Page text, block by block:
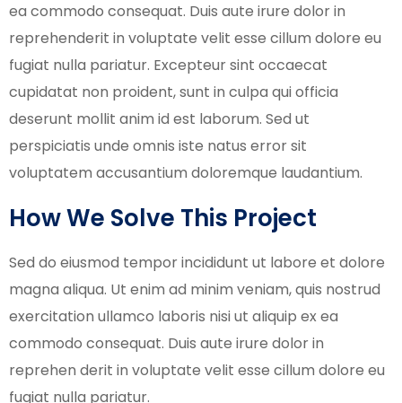
ea commodo consequat. Duis aute irure dolor in
reprehenderit in voluptate velit esse cillum dolore eu
fugiat nulla pariatur. Excepteur sint occaecat
cupidatat non proident, sunt in culpa qui officia
deserunt mollit anim id est laborum. Sed ut
perspiciatis unde omnis iste natus error sit
voluptatem accusantium doloremque laudantium.
How We Solve This Project
Sed do eiusmod tempor incididunt ut labore et dolore
magna aliqua. Ut enim ad minim veniam, quis nostrud
exercitation ullamco laboris nisi ut aliquip ex ea
commodo consequat. Duis aute irure dolor in
reprehen derit in voluptate velit esse cillum dolore eu
fugiat nulla pariatur.